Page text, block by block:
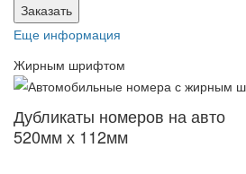
Заказать
Еще информация
Жирным шрифтом
Дубликаты номеров на авто
520мм х 112мм